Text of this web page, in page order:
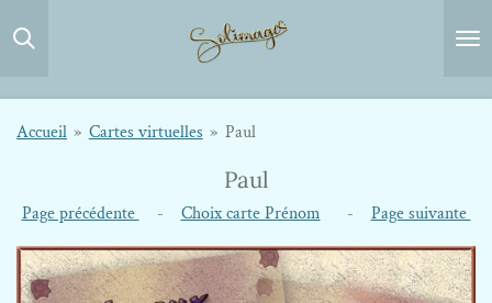
Passer
Accueil » Cartes virtuelles » Paul
Paul
Page précédente - Choix carte Prénom - Page suivante